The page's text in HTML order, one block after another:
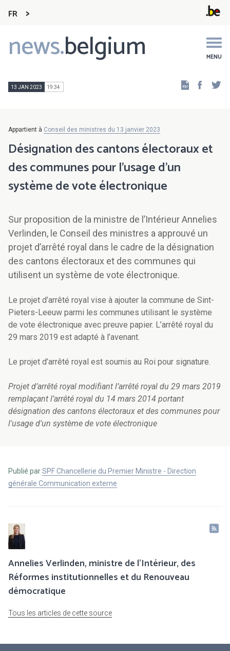
FR
news.belgium MENU
Main
navigation
13 JAN 2023 19:34
Appartient à Conseil des ministres du 13 janvier 2023
Désignation des cantons électoraux et
des communes pour l’usage d’un
système de vote électronique
Sur proposition de la ministre de l’Intérieur Annelies
Verlinden, le Conseil des ministres a approuvé un
projet d’arrêté royal dans le cadre de la désignation
des cantons électoraux et des communes qui
utilisent un système de vote électronique.
Le projet d’arrêté royal vise à ajouter la commune de Sint-
Pieters-Leeuw parmi les communes utilisant le système
de vote électronique avec preuve papier. L’arrêté royal du
29 mars 2019 est adapté à l’avenant.
Le projet d’arrêté royal est soumis au Roi pour signature.
Projet d’arrêté royal modifiant l’arrêté royal du 29 mars 2019
remplaçant l’arrêté royal du 14 mars 2014 portant
désignation des cantons électoraux et des communes pour
l'usage d'un système de vote électronique
Publié parSPF Chancellerie du Premier Ministre - Direction
générale Communication externe
Annelies Verlinden, ministre de l’Intérieur, des
Réformes institutionnelles et du Renouveau
démocratique
Tous les articles de cette source